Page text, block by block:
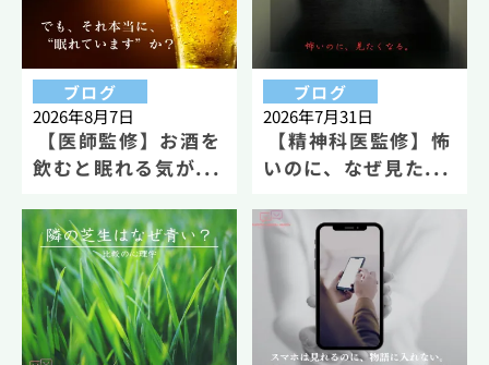
ブログ
2026年8月7日
【医師監修】お酒を
飲むと眠れる気が...
ブログ
2026年7月31日
【精神科医監修】怖
いのに、なぜ見た...